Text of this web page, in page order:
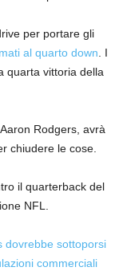
per portare gli
al quarto down . I
quarta vittoria della
Rodgers, avrà
chiudere le cose.
il quarterback del
NFL.
dovrebbe sottoporsi
commerciali